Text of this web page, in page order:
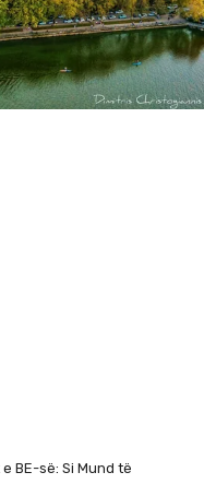
BE-së: Si Mund të